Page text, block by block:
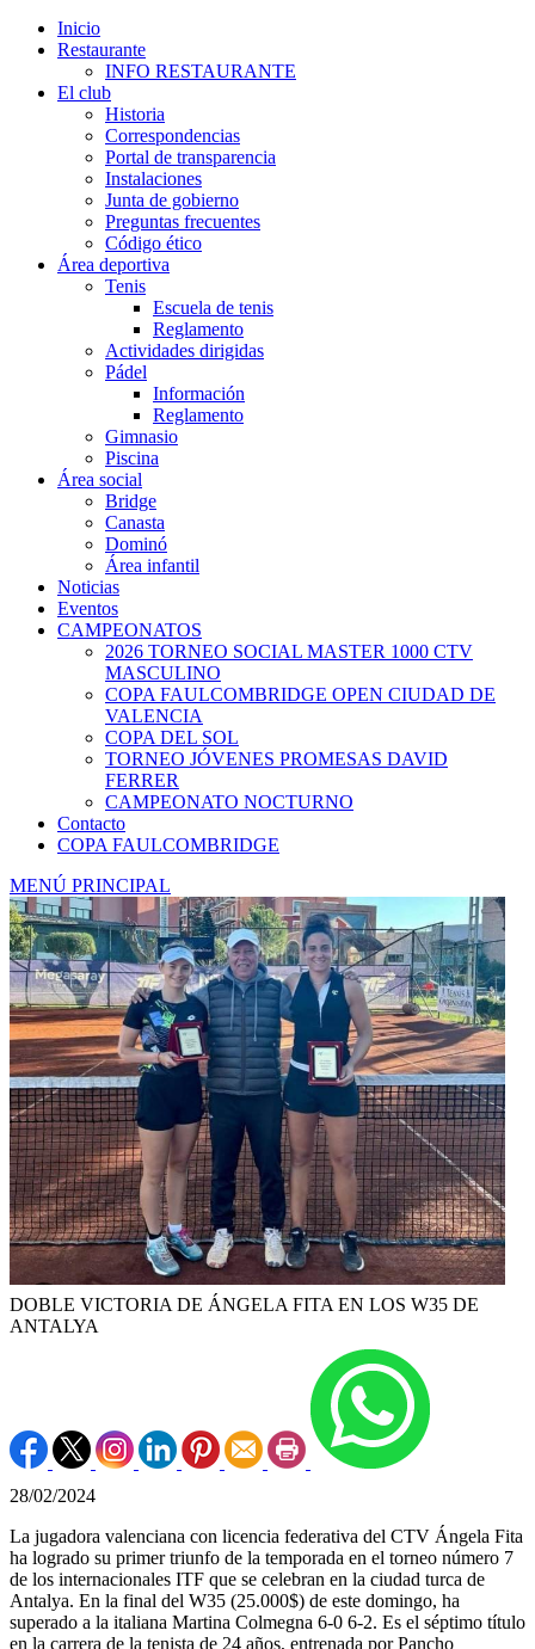
Inicio
Restaurante
INFO RESTAURANTE
El club
Historia
Correspondencias
Portal de transparencia
Instalaciones
Junta de gobierno
Preguntas frecuentes
Código ético
Área deportiva
Tenis
Escuela de tenis
Reglamento
Actividades dirigidas
Pádel
Información
Reglamento
Gimnasio
Piscina
Área social
Bridge
Canasta
Dominó
Área infantil
Noticias
Eventos
CAMPEONATOS
2026 TORNEO SOCIAL MASTER 1000 CTV
MASCULINO
COPA FAULCOMBRIDGE OPEN CIUDAD DE
VALENCIA
COPA DEL SOL
TORNEO JÓVENES PROMESAS DAVID
FERRER
CAMPEONATO NOCTURNO
Contacto
COPA FAULCOMBRIDGE
MENÚ PRINCIPAL
DOBLE VICTORIA DE ÁNGELA FITA EN LOS W35 DE
ANTALYA
28/02/2024
La jugadora valenciana con licencia federativa del CTV Ángela Fita
ha logrado su primer triunfo de la temporada en el torneo número 7
de los internacionales ITF que se celebran en la ciudad turca de
Antalya. En la final del W35 (25.000$) de este domingo, ha
superado a la italiana Martina Colmegna 6-0 6-2. Es el séptimo título
en la carrera de la tenista de 24 años, entrenada por Pancho